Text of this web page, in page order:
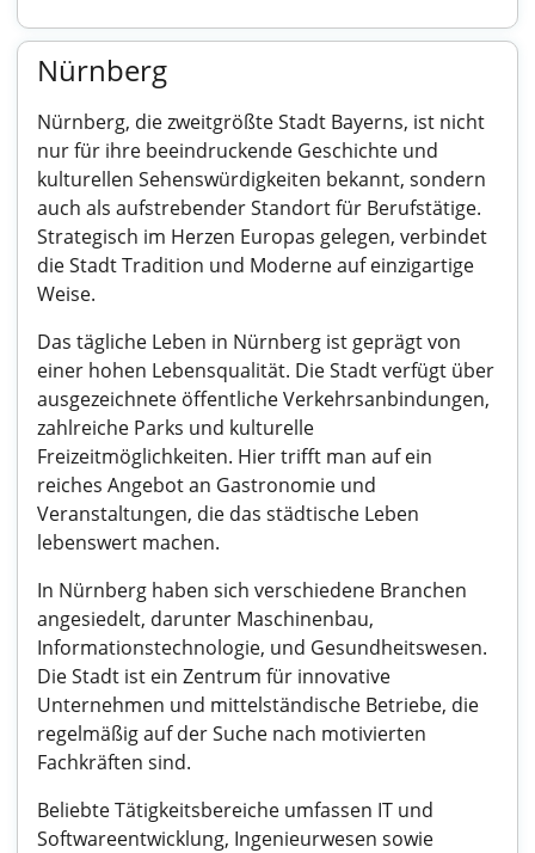
Nürnberg
Nürnberg, die zweitgrößte Stadt Bayerns, ist nicht
nur für ihre beeindruckende Geschichte und
kulturellen Sehenswürdigkeiten bekannt, sondern
auch als aufstrebender Standort für Berufstätige.
Strategisch im Herzen Europas gelegen, verbindet
die Stadt Tradition und Moderne auf einzigartige
Weise.
Das tägliche Leben in Nürnberg ist geprägt von
einer hohen Lebensqualität. Die Stadt verfügt über
ausgezeichnete öffentliche Verkehrsanbindungen,
zahlreiche Parks und kulturelle
Freizeitmöglichkeiten. Hier trifft man auf ein
reiches Angebot an Gastronomie und
Veranstaltungen, die das städtische Leben
lebenswert machen.
In Nürnberg haben sich verschiedene Branchen
angesiedelt, darunter Maschinenbau,
Informationstechnologie, und Gesundheitswesen.
Die Stadt ist ein Zentrum für innovative
Unternehmen und mittelständische Betriebe, die
regelmäßig auf der Suche nach motivierten
Fachkräften sind.
Beliebte Tätigkeitsbereiche umfassen IT und
Softwareentwicklung, Ingenieurwesen sowie